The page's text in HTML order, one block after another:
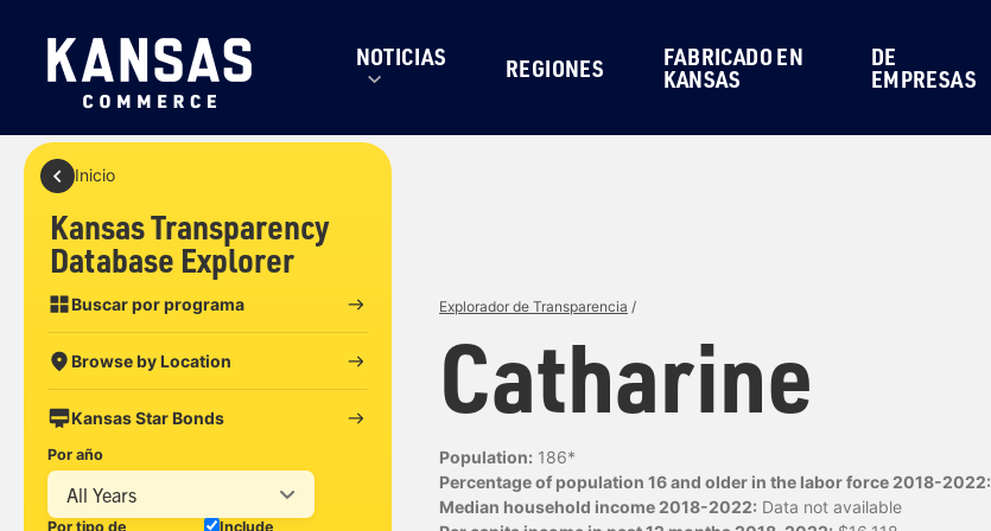
NOTICIAS REGIONES FABRICADO EN
KANSAS
DE
EMPRESAS
Inicio
Kansas Transparency
Database Explorer
Buscar por programa
Browse by Location
Kansas Star Bonds
Por año
All Years
Por tipo de
Include
Explorador de Transparencia /
Catharine
Population: 186*
Percentage of population 16 and older in the labor force 2018-2022:
Median household income 2018-2022: Data not available